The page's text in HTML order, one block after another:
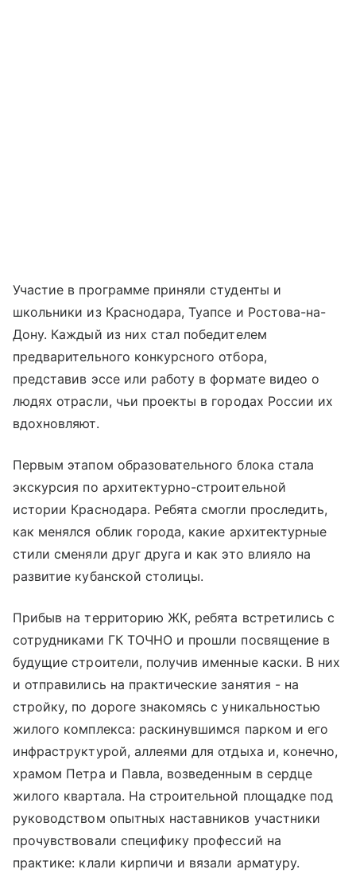
Участие в программе приняли студенты и
школьники из Краснодара, Туапсе и Ростова-на-
Дону. Каждый из них стал победителем
предварительного конкурсного отбора,
представив эссе или работу в формате видео о
людях отрасли, чьи проекты в городах России их
вдохновляют.
Первым этапом образовательного блока стала
экскурсия по архитектурно-строительной
истории Краснодара. Ребята смогли проследить,
как менялся облик города, какие архитектурные
стили сменяли друг друга и как это влияло на
развитие кубанской столицы.
Прибыв на территорию ЖК, ребята встретились с
сотрудниками ГК ТОЧНО и прошли посвящение в
будущие строители, получив именные каски. В них
и отправились на практические занятия - на
стройку, по дороге знакомясь с уникальностью
жилого комплекса: раскинувшимся парком и его
инфраструктурой, аллеями для отдыха и, конечно,
храмом Петра и Павла, возведенным в сердце
жилого квартала. На строительной площадке под
руководством опытных наставников участники
прочувствовали специфику профессий на
практике: клали кирпичи и вязали арматуру.